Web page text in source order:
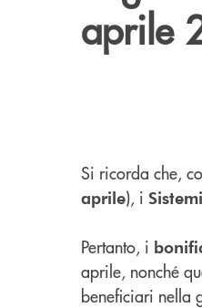
aprile
Si ricorda che,
aprile), i
Pertanto, i
aprile, nonché
beneficiari nella